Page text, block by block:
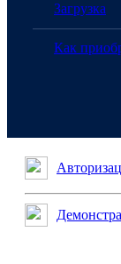
Загрузка
Как